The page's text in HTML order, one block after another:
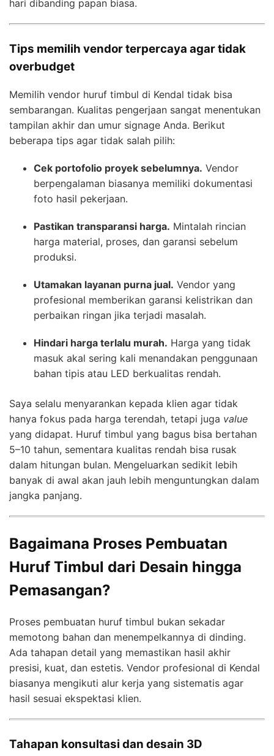
hari dibanding papan biasa.
Tips memilih vendor terpercaya agar tidak
overbudget
Memilih vendor huruf timbul di Kendal tidak bisa
sembarangan. Kualitas pengerjaan sangat menentukan
tampilan akhir dan umur signage Anda. Berikut
beberapa tips agar tidak salah pilih:
Cek portofolio proyek sebelumnya. Vendor
berpengalaman biasanya memiliki dokumentasi
foto hasil pekerjaan.
Pastikan transparansi harga. Mintalah rincian
harga material, proses, dan garansi sebelum
produksi.
Utamakan layanan purna jual. Vendor yang
profesional memberikan garansi kelistrikan dan
perbaikan ringan jika terjadi masalah.
Hindari harga terlalu murah. Harga yang tidak
masuk akal sering kali menandakan penggunaan
bahan tipis atau LED berkualitas rendah.
Saya selalu menyarankan kepada klien agar tidak
hanya fokus pada harga terendah, tetapi juga value
yang didapat. Huruf timbul yang bagus bisa bertahan
5–10 tahun, sementara kualitas rendah bisa rusak
dalam hitungan bulan. Mengeluarkan sedikit lebih
banyak di awal akan jauh lebih menguntungkan dalam
jangka panjang.
Bagaimana Proses Pembuatan
Huruf Timbul dari Desain hingga
Pemasangan?
Proses pembuatan huruf timbul bukan sekadar
memotong bahan dan menempelkannya di dinding.
Ada tahapan detail yang memastikan hasil akhir
presisi, kuat, dan estetis. Vendor profesional di Kendal
biasanya mengikuti alur kerja yang sistematis agar
hasil sesuai ekspektasi klien.
Tahapan konsultasi dan desain 3D